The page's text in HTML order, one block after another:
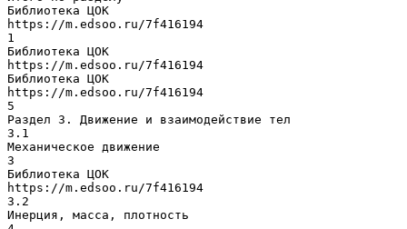
Библиотека ЦОК
https://m.edsoo.ru/7f416194
1
Библиотека ЦОК
https://m.edsoo.ru/7f416194
Библиотека ЦОК
https://m.edsoo.ru/7f416194
5
Раздел 3. Движение и взаимодействие тел
3.1
Механическое движение
3
Библиотека ЦОК
https://m.edsoo.ru/7f416194
3.2
Инерция, масса, плотность